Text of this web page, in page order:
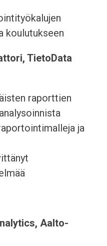
koulutukseen
TietoData
raporttien
ja
Aalto-